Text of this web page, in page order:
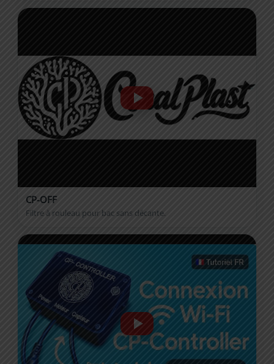
CP-OFF
Filtre à rouleau pour bac sans décante.